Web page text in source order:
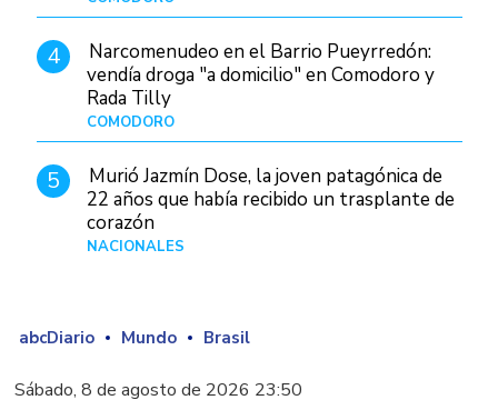
4
Narcomenudeo en el Barrio Pueyrredón:
vendía droga "a domicilio" en Comodoro y
Rada Tilly
COMODORO
5
Murió Jazmín Dose, la joven patagónica de
22 años que había recibido un trasplante de
corazón
NACIONALES
abcDiario Mundo Brasil
Sábado, 8 de agosto de 2026 23:50